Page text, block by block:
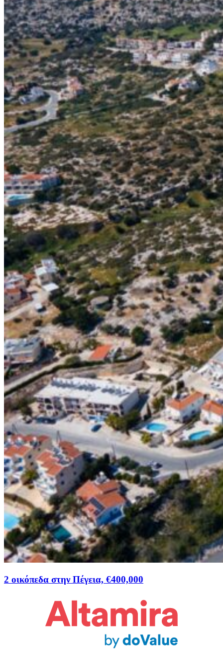
2 οικόπεδα στην Πέγεια, €400,000